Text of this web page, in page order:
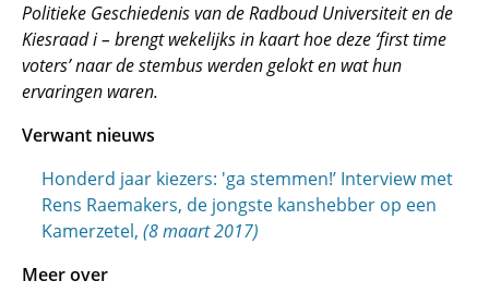
Politieke Geschiedenis van de Radboud Universiteit en de
Kiesraad i – brengt wekelijks in kaart hoe deze ‘first time
voters’ naar de stembus werden gelokt en wat hun
ervaringen waren.
Verwant nieuws
Honderd jaar kiezers: 'ga stemmen!’ Interview met
Rens Raemakers, de jongste kanshebber op een
Kamerzetel, (8 maart 2017)
Meer over